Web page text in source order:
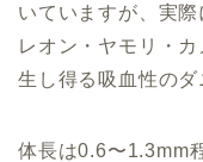
いていますが、実
レオン・ヤモリ・
生し得る吸血性のダ
体長は0.6〜1.3mm